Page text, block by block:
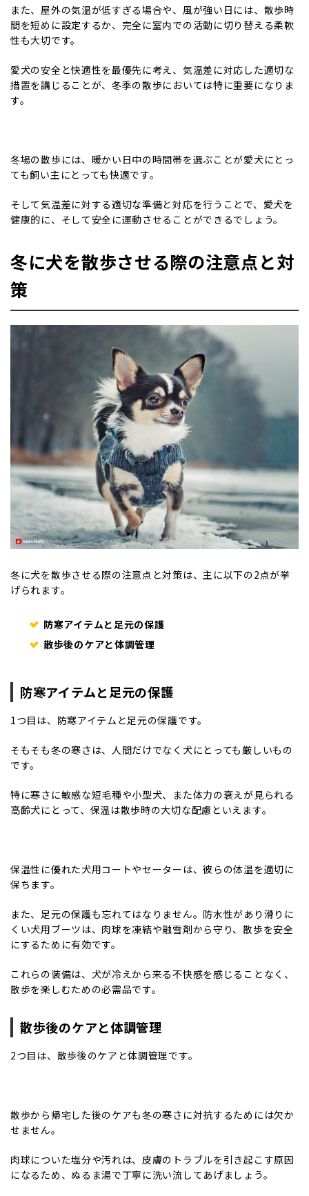
また、屋外の気温が低すぎる場合や、風が強い日には、散歩時
間を短めに設定するか、完全に室内での活動に切り替える柔軟
性も大切です。
愛犬の安全と快適性を最優先に考え、気温差に対応した適切な
措置を講じることが、冬季の散歩においては特に重要になりま
す。
冬場の散歩には、暖かい日中の時間帯を選ぶことが愛犬にとっ
ても飼い主にとっても快適です。
そして気温差に対する適切な準備と対応を行うことで、愛犬を
健康的に、そして安全に運動させることができるでしょう。
冬に犬を散歩させる際の注意点と対
策
冬に犬を散歩させる際の注意点と対策は、主に以下の2点が挙
げられます。
防寒アイテムと足元の保護
散歩後のケアと体調管理
防寒アイテムと足元の保護
1つ目は、防寒アイテムと足元の保護です。
そもそも冬の寒さは、人間だけでなく犬にとっても厳しいもの
です。
特に寒さに敏感な短毛種や小型犬、また体力の衰えが見られる
高齢犬にとって、保温は散歩時の大切な配慮といえます。
保温性に優れた犬用コートやセーターは、彼らの体温を適切に
保ちます。
また、足元の保護も忘れてはなりません。防水性があり滑りに
くい犬用ブーツは、肉球を凍結や融雪剤から守り、散歩を安全
にするために有効です。
これらの装備は、犬が冷えから来る不快感を感じることなく、
散歩を楽しむための必需品です。
散歩後のケアと体調管理
2つ目は、散歩後のケアと体調管理です。
散歩から帰宅した後のケアも冬の寒さに対抗するためには欠か
せません。
肉球についた塩分や汚れは、皮膚のトラブルを引き起こす原因
になるため、ぬるま湯で丁寧に洗い流してあげましょう。